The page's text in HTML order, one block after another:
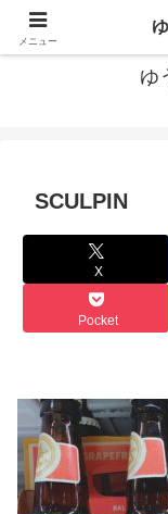
カリフォルニアMBA
ゆ
SCULPIN
X
Pocket
メニュー